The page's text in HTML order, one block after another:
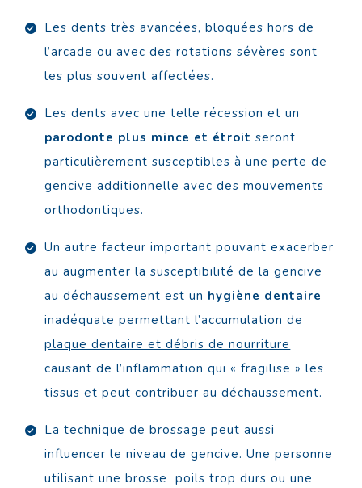
Les dents très avancées, bloquées hors de
l’arcade ou avec des rotations sévères sont
les plus souvent affectées.
Les dents avec une telle récession et un
parodonte plus mince et étroit seront
particulièrement susceptibles à une perte de
gencive additionnelle avec des mouvements
orthodontiques.
Un autre facteur important pouvant exacerber
au augmenter la susceptibilité de la gencive
au déchaussement est un hygiène dentaire
inadéquate permettant l’accumulation de
plaque dentaire et débris de nourriture
causant de l’inflammation qui « fragilise » les
tissus et peut contribuer au déchaussement.
La technique de brossage peut aussi
influencer le niveau de gencive. Une personne
utilisant une brosse poils trop durs ou une